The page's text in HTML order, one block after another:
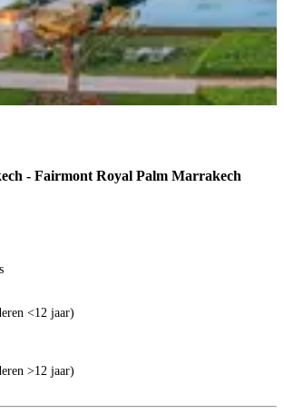
- Fairmont Royal Palm Marrakech
<12 jaar)
>12 jaar)